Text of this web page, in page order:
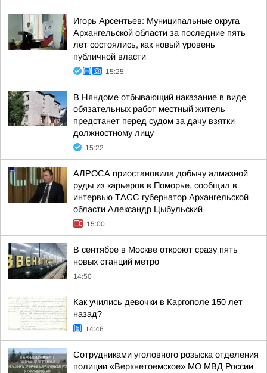
Игорь Арсентьев: Муниципальные округа
Архангельской области за последние пять
лет состоялись, как новый уровень
публичной власти
15:25
В Няндоме отбывающий наказание в виде
обязательных работ местный житель
предстанет перед судом за дачу взятки
должностному лицу
15:22
АЛРОСА приостановила добычу алмазной
руды из карьеров в Поморье, сообщил в
интервью ТАСС губернатор Архангельской
области Александр Цыбульский
15:00
В сентябре в Москве откроют сразу пять
новых станций метро
14:50
Как учились девочки в Каргополе 150 лет
назад?
14:46
Сотрудниками уголовного розыска отделения
полиции «Верхнетоемское» МО МВД России